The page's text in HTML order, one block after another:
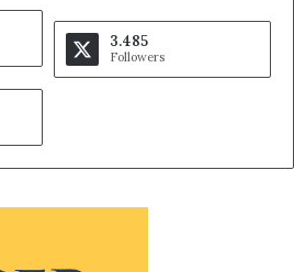
3.485
Followers